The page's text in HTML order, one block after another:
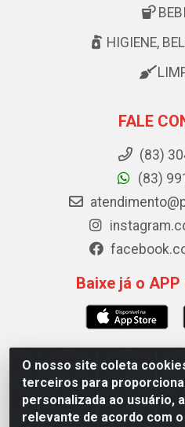
O nosso site coleta
terceiros para
personalizada ao usuário,
relevante de acordo com
HIGIENE,
FALE
(83)
(83)
Baixe já o
Polybalas - Rua João
Ernesto Geisel, João Pessoa/